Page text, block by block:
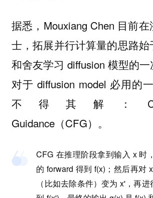
据悉，Mouxiang Chen 目前
士，拓展并行计算量的思路
和舍友学习 diffusion 模型的
对于 diffusion model 必用的
不得其解：
Guidance（CFG）。
CFG 在推理阶段拿到输入 x 时
的 forward 得到 f(x)；然后再对
（比如去除条件）变为 x'，再